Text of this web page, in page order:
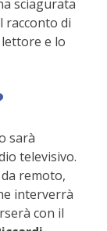
sciagurata
racconto di
e lo
sarà
televisivo.
remoto,
interverrà
con il